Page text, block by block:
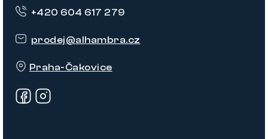
prodej@alhambra.cz
Praha-Čakovice
+420 604 617 279